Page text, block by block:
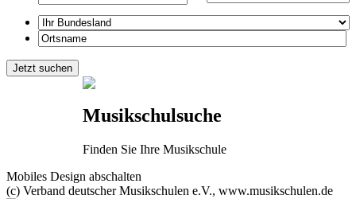
Musikschulsuche
Finden Sie Ihre Musikschule
Mobiles Design abschalten
(c) Verband deutscher Musikschulen e.V., www.musikschulen.de